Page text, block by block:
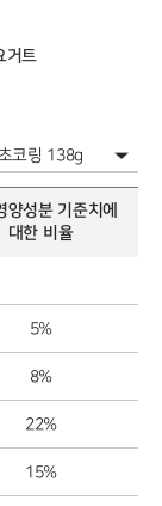
거트
양성분 기준치에
대한 비율
5%
8%
22%
15%